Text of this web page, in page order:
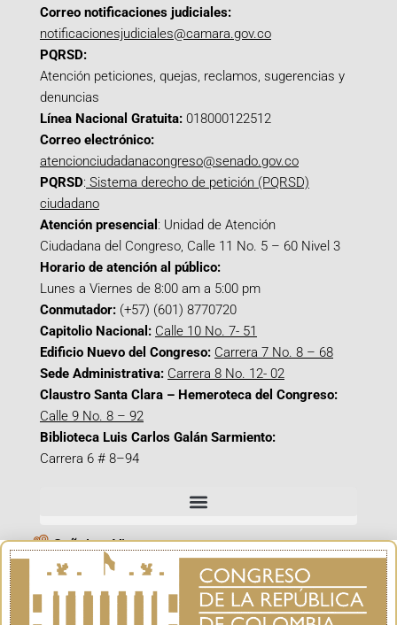
Correo notificaciones judiciales:
notificacionesjudiciales@camara.gov.co
PQRSD:
Atención peticiones, quejas, reclamos, sugerencias y
denuncias
Línea Nacional Gratuita: 018000122512
Correo electrónico:
atencionciudadanacongreso@senado.gov.co
PQRSD: Sistema derecho de petición (PQRSD)
ciudadano
Atención presencial : Unidad de Atención
Ciudadana del Congreso, Calle 11 No. 5 – 60 Nivel 3
Horario de atención al público:
Lunes a Viernes de 8:00 am a 5:00 pm
Conmutador: (+57) (601) 8770720
Capitolio Nacional: Calle 10 No. 7- 51
Edificio Nuevo del Congreso: Carrera 7 No. 8 – 68
Sede Administrativa: Carrera 8 No. 12- 02
Claustro Santa Clara – Hemeroteca del Congreso:
Calle 9 No. 8 – 92
Biblioteca Luis Carlos Galán Sarmiento:
Carrera 6 # 8–94
Señal en Vivo
Facebook_@CamaraColombia
Instagram_@CamaraColombia